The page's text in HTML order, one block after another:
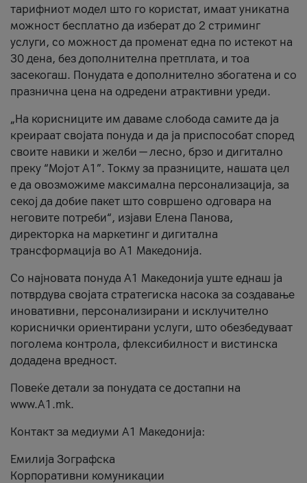
тарифниот модел што го користат, имаат уникатна
можност бесплатно да изберат до 2 стриминг
услуги, со можност да променат една по истекот на
30 дена, без дополнителна претплата, и тоа
засекогаш. Понудата е дополнително збогатена и со
празнична цена на одредени атрактивни уреди.
„На корисниците им даваме слобода самите да ја
креираат својата понуда и да ја приспособат според
своите навики и желби — лесно, брзо и дигитално
преку “Мојот А1”. Токму за празниците, нашата цел
е да овозможиме максимална персонализација, за
секој да добие пакет што совршено одговара на
неговите потреби“, изјави Елена Панова,
директорка на маркетинг и дигитална
трансформација во А1 Македонија.
Со најновата понуда А1 Македонија уште еднаш ја
потврдува својата стратегиска насока за создавање
иновативни, персонализирани и исклучително
кориснички ориентирани услуги, што обезбедуваат
поголема контрола, флексибилност и вистинска
додадена вредност.
Повеќе детали за понудата се достапни на
www.А1.mk.
Контакт за медиуми А1 Македонија:
Емилија Зографска
Корпоративни комуникации